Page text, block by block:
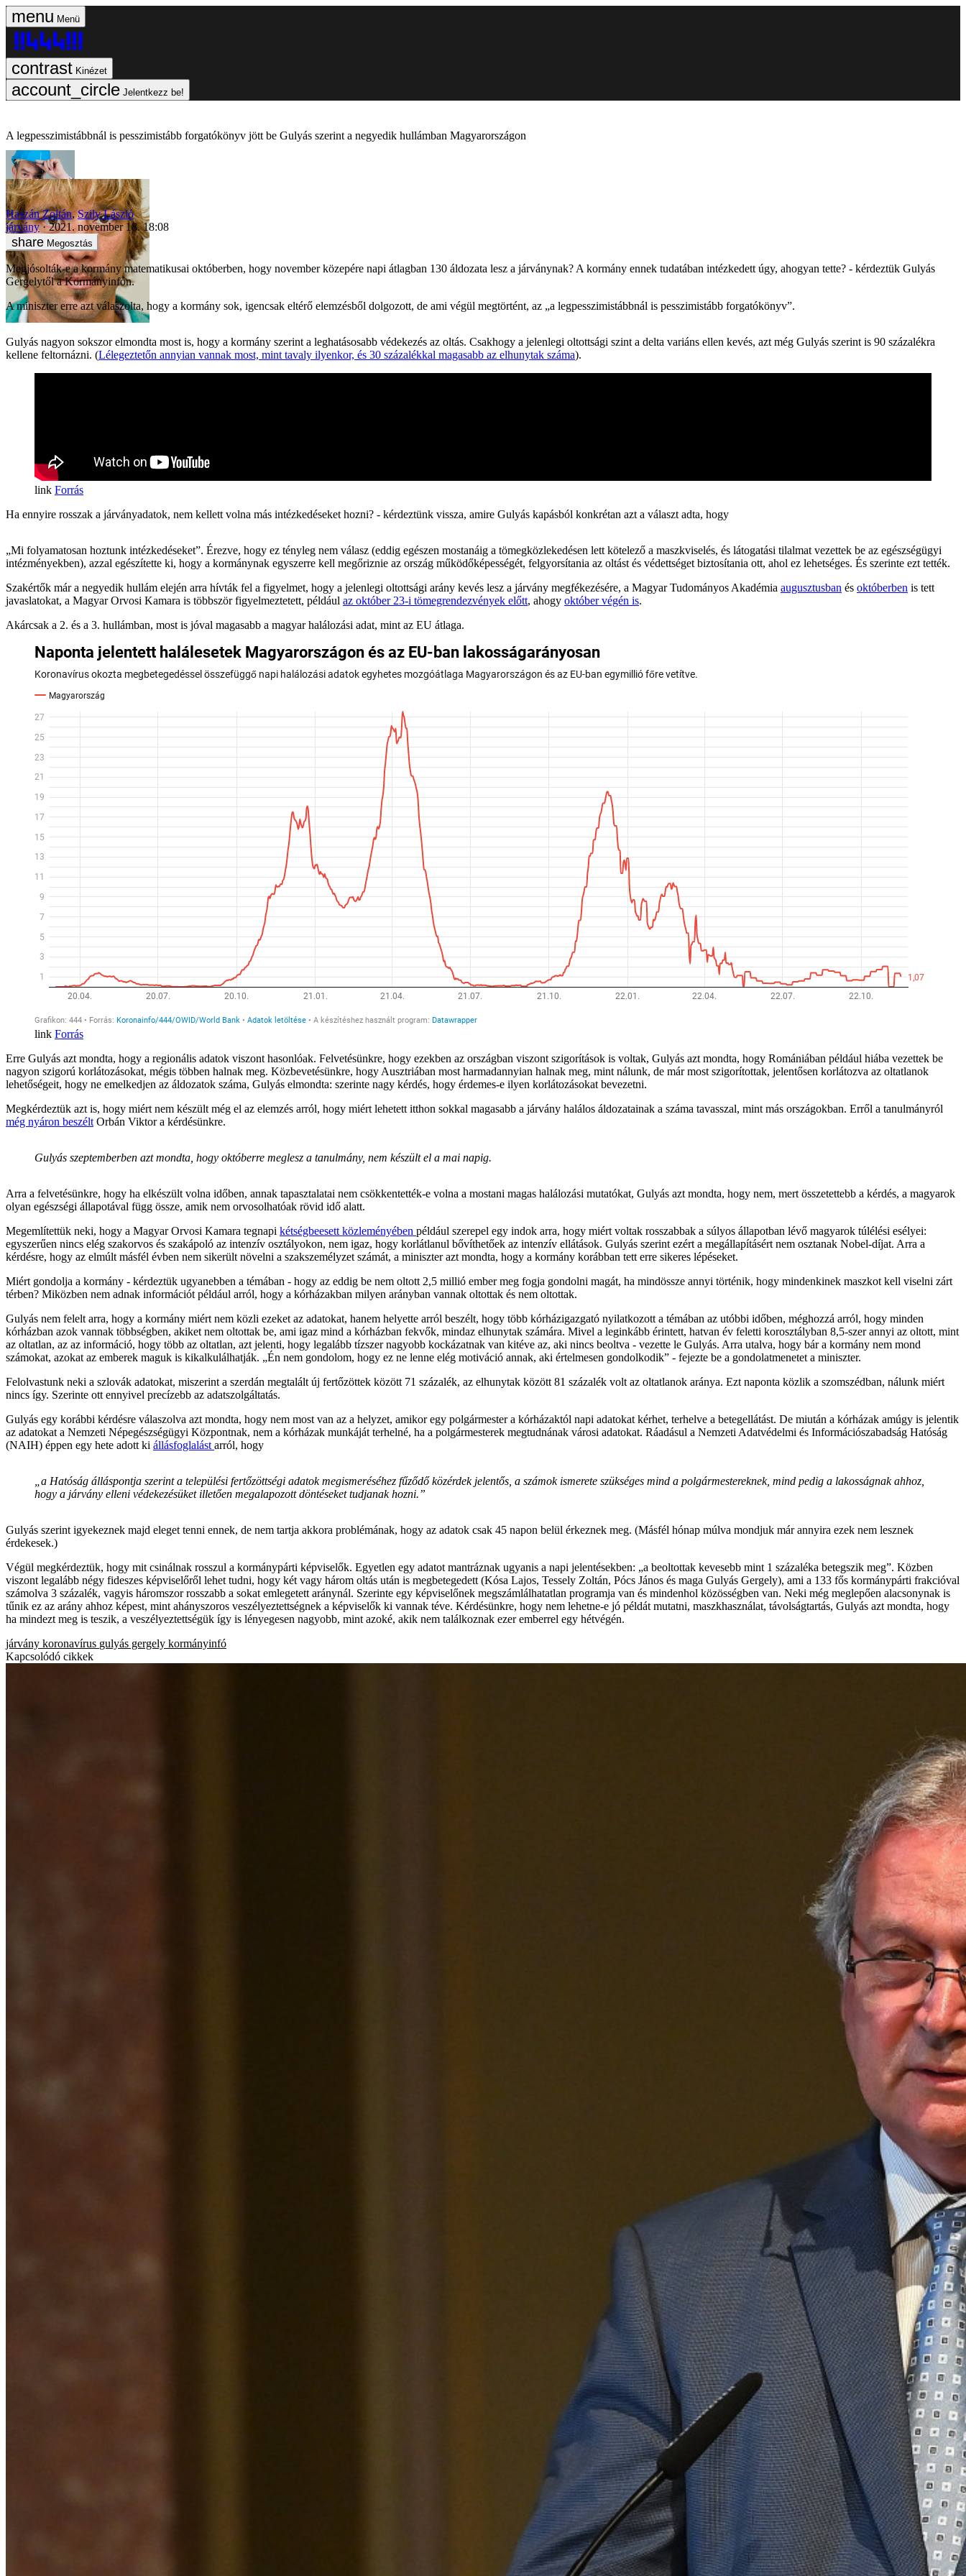
Menü
Kinézet
Jelentkezz be!
A legpesszimistábbnál is pesszimistább forgatókönyv jött be Gulyás szerint a negyedik hullámban Magyarországon
Haszán Zoltán,Szily László
járvány
2021. november 18. 18:08
Megosztás
Megjósolták-e a kormány matematikusai októberben, hogy november közepére napi átlagban 130 áldozata lesz a járványnak? A kormány ennek tudatában intézkedett úgy, ahogyan tette? - kérdeztük Gulyás
Gergelytől a Kormányinfón.
A miniszter erre azt válaszolta, hogy a kormány sok, igencsak eltérő elemzésből dolgozott, de ami végül megtörtént, az „a legpesszimistábbnál is pesszimistább forgatókönyv”.
Gulyás nagyon sokszor elmondta most is, hogy a kormány szerint a leghatásosabb védekezés az oltás. Csakhogy a jelenlegi oltottsági szint a delta variáns ellen kevés, azt még Gulyás szerint is 90 százalékra
kellene feltornázni. (Lélegeztetőn annyian vannak most, mint tavaly ilyenkor, és 30 százalékkal magasabb az elhunytak száma).
Forrás
Ha ennyire rosszak a járványadatok, nem kellett volna más intézkedéseket hozni? - kérdeztünk vissza, amire Gulyás kapásból konkrétan azt a választ adta, hogy
„Mi folyamatosan hoztunk intézkedéseket”. Érezve, hogy ez tényleg nem válasz (eddig egészen mostanáig a tömegközlekedésen lett kötelező a maszkviselés, és látogatási tilalmat vezettek be az egészségügyi
intézményekben), azzal egészítette ki, hogy a kormánynak egyszerre kell megőriznie az ország működőképességét, felgyorsítania az oltást és védettséget biztosítania ott, ahol ez lehetséges. És szerinte ezt tették.
Szakértők már a negyedik hullám elején arra hívták fel a figyelmet, hogy a jelenlegi oltottsági arány kevés lesz a járvány megfékezésére, a Magyar Tudományos Akadémia augusztusban és októberben is tett
javaslatokat, a Magyar Orvosi Kamara is többször figyelmeztetett, például az október 23-i tömegrendezvények előtt, ahogy október végén is.
Akárcsak a 2. és a 3. hullámban, most is jóval magasabb a magyar halálozási adat, mint az EU átlaga.
Forrás
Erre Gulyás azt mondta, hogy a regionális adatok viszont hasonlóak. Felvetésünkre, hogy ezekben az országban viszont szigorítások is voltak, Gulyás azt mondta, hogy Romániában például hiába vezettek be
nagyon szigorú korlátozásokat, mégis többen halnak meg. Közbevetésünkre, hogy Ausztriában most harmadannyian halnak meg, mint nálunk, de már most szigorítottak, jelentősen korlátozva az oltatlanok
lehetőségeit, hogy ne emelkedjen az áldozatok száma, Gulyás elmondta: szerinte nagy kérdés, hogy érdemes-e ilyen korlátozásokat bevezetni.
Megkérdeztük azt is, hogy miért nem készült még el az elemzés arról, hogy miért lehetett itthon sokkal magasabb a járvány halálos áldozatainak a száma tavasszal, mint más országokban. Erről a tanulmányról
még nyáron beszélt Orbán Viktor a kérdésünkre.
Gulyás szeptemberben azt mondta, hogy októberre meglesz a tanulmány, nem készült el a mai napig.
Arra a felvetésünkre, hogy ha elkészült volna időben, annak tapasztalatai nem csökkentették-e volna a mostani magas halálozási mutatókat, Gulyás azt mondta, hogy nem, mert összetettebb a kérdés, a magyarok
olyan egészségi állapotával függ össze, amik nem orvosolhatóak rövid idő alatt.
Megemlítettük neki, hogy a Magyar Orvosi Kamara tegnapi kétségbeesett közleményében például szerepel egy indok arra, hogy miért voltak rosszabbak a súlyos állapotban lévő magyarok túlélési esélyei:
egyszerűen nincs elég szakorvos és szakápoló az intenzív osztályokon, nem igaz, hogy korlátlanul bővíthetőek az intenzív ellátások. Gulyás szerint ezért a megállapításért nem osztanak Nobel-díjat. Arra a
kérdésre, hogy az elmúlt másfél évben nem sikerült növelni a szakszemélyzet számát, a miniszter azt mondta, hogy a kormány korábban tett erre sikeres lépéseket.
Miért gondolja a kormány - kérdeztük ugyanebben a témában - hogy az eddig be nem oltott 2,5 millió ember meg fogja gondolni magát, ha mindössze annyi történik, hogy mindenkinek maszkot kell viselni zárt
térben? Miközben nem adnak információt például arról, hogy a kórházakban milyen arányban vannak oltottak és nem oltottak.
Gulyás nem felelt arra, hogy a kormány miért nem közli ezeket az adatokat, hanem helyette arról beszélt, hogy több kórházigazgató nyilatkozott a témában az utóbbi időben, méghozzá arról, hogy minden
kórházban azok vannak többségben, akiket nem oltottak be, ami igaz mind a kórházban fekvők, mindaz elhunytak számára. Mivel a leginkább érintett, hatvan év feletti korosztályban 8,5-szer annyi az oltott, mint
az oltatlan, az az információ, hogy több az oltatlan, azt jelenti, hogy legalább tízszer nagyobb kockázatnak van kitéve az, aki nincs beoltva - vezette le Gulyás. Arra utalva, hogy bár a kormány nem mond
számokat, azokat az emberek maguk is kikalkulálhatják. „Én nem gondolom, hogy ez ne lenne elég motiváció annak, aki értelmesen gondolkodik” - fejezte be a gondolatmenetet a miniszter.
Felolvastunk neki a szlovák adatokat, miszerint a szerdán megtalált új fertőzöttek között 71 százalék, az elhunytak között 81 százalék volt az oltatlanok aránya. Ezt naponta közlik a szomszédban, nálunk miért
nincs így. Szerinte ott ennyivel precízebb az adatszolgáltatás.
Gulyás egy korábbi kérdésre válaszolva azt mondta, hogy nem most van az a helyzet, amikor egy polgármester a kórházaktól napi adatokat kérhet, terhelve a betegellátást. De miután a kórházak amúgy is jelentik
az adatokat a Nemzeti Népegészségügyi Központnak, nem a kórházak munkáját terhelné, ha a polgármesterek megtudnának városi adatokat. Ráadásul a Nemzeti Adatvédelmi és Információszabadság Hatóság
(NAIH) éppen egy hete adott ki állásfoglalást arról, hogy
„a Hatóság álláspontja szerint a települési fertőzöttségi adatok megismeréséhez fűződő közérdek jelentős, a számok ismerete szükséges mind a polgármestereknek, mind pedig a lakosságnak ahhoz,
hogy a járvány elleni védekezésüket illetően megalapozott döntéseket tudjanak hozni.”
Gulyás szerint igyekeznek majd eleget tenni ennek, de nem tartja akkora problémának, hogy az adatok csak 45 napon belül érkeznek meg. (Másfél hónap múlva mondjuk már annyira ezek nem lesznek
érdekesek.)
Végül megkérdeztük, hogy mit csinálnak rosszul a kormánypárti képviselők. Egyetlen egy adatot mantráznak ugyanis a napi jelentésekben: „a beoltottak kevesebb mint 1 százaléka betegszik meg”. Közben
viszont legalább négy fideszes képviselőről lehet tudni, hogy két vagy három oltás után is megbetegedett (Kósa Lajos, Tessely Zoltán, Pócs János és maga Gulyás Gergely), ami a 133 fős kormánypárti frakcióval
számolva 3 százalék, vagyis háromszor rosszabb a sokat emlegetett aránynál. Szerinte egy képviselőnek megszámlálhatatlan programja van és mindenhol közösségben van. Neki még meglepően alacsonynak is
tűnik ez az arány ahhoz képest, mint ahányszoros veszélyeztettségnek a képviselők ki vannak téve. Kérdésünkre, hogy nem lehetne-e jó példát mutatni, maszkhasználat, távolságtartás, Gulyás azt mondta, hogy
ha mindezt meg is teszik, a veszélyeztettségük így is lényegesen nagyobb, mint azoké, akik nem találkoznak ezer emberrel egy hétvégén.
járvány koronavírus gulyás gergely kormányinfó
Kapcsolódó cikkek